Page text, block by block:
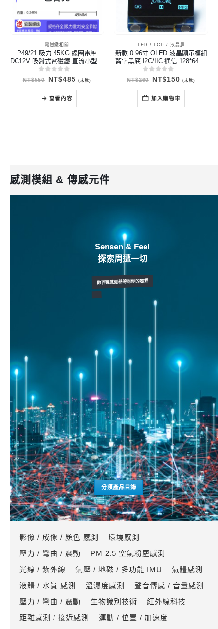
電磁鐵相關
P49/21 吸力 45KG 線圈電壓
DC12V 吸盤式電磁鐵 直流小型圓
形牽引電磁鐵 Magnetic hands
out of 5
NT$550
原
價
格：
NT$550。
NT$485 目
價
NT$485。
(未稅)
查看內容
LED / LCD / 液晶屏
新款 0.96寸 OLED 液晶顯示模組
藍字黑底 I2C/IIC 通信 128*64 已
焊接針腳
out of 5
NT$260
原
價
格：
NT$260。
NT$150 目
價
格：
NT$150。
(未稅)
加入購物車
感測模組 & 傳感元件
Sensen & Feel
探索周遭一切
數百種感測器等到你的發掘
分類產品目錄
影像 / 成像 / 顏色 感測
環境感測
壓力 / 彎曲 / 震動
PM 2.5 空氣粉塵感測
光線 / 紫外線
氣壓 / 地磁 / 多功能 IMU
氣體感測
液體 / 水質 感測
溫濕度感測
聲音傳感 / 音量感測
壓力 / 彎曲 / 震動
生物識別技術
紅外線科技
距離感測 / 接近感測
運動 / 位置 / 加速度